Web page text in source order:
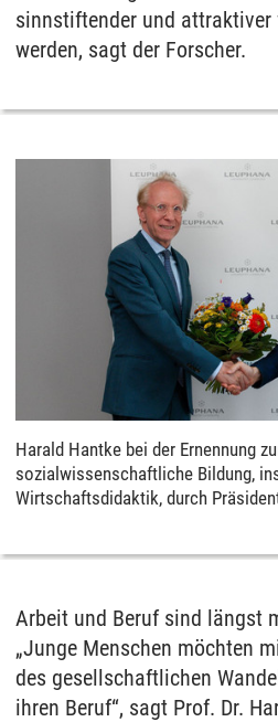
sinnstiftender und attraktiver
werden, sagt der Forscher.
Harald Hantke bei der Ernennung
sozialwissenschaftliche Bildung,
Wirtschaftsdidaktik, durch
Arbeit und Beruf sind längst
„Junge Menschen möchten
des gesellschaftlichen
ihren Beruf“, sagt Prof. Dr.